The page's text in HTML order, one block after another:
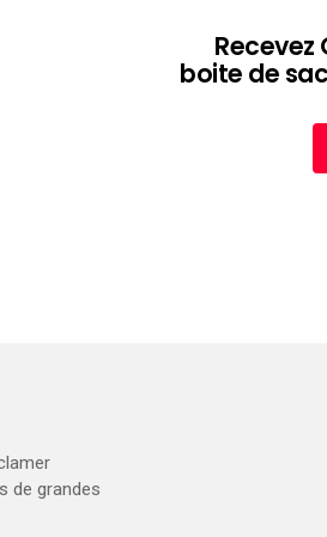
Recevez
boite de sac
de grandes